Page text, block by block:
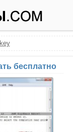
бесплатно